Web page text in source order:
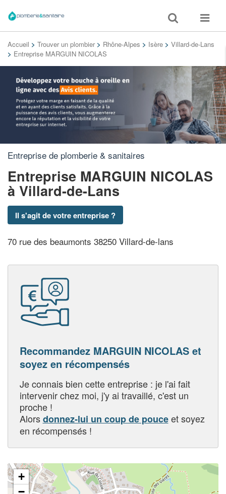
Toggle
search
Toggle
Accueil > Trouver un plombier > Rhône-Alpes > Isère > Villard-de-Lans
> Entreprise MARGUIN NICOLAS
Entreprise de plomberie & sanitaires
Entreprise MARGUIN NICOLAS
à Villard-de-Lans
Il s'agit de votre entreprise ?
70 rue des beaumonts 38250 Villard-de-lans
Recommandez MARGUIN NICOLAS et
soyez en récompensés
Je connais bien cette entreprise : je l'ai fait
intervenir chez moi, j'y ai travaillé, c'est un
proche !
Alorsdonnez-lui un coup de pouceet soyez
en récompensés !
+